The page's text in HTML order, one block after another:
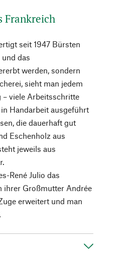
Frankreich
seit 1947 Bürsten
das
werden, sondern
sieht man jedem
– viele Arbeitsschritte
Handarbeit ausgeführt
die dauerhaft gut
Eschenholz aus
jeweils aus
René Julio das
ihrer Großmutter Andrée
erweitert und man